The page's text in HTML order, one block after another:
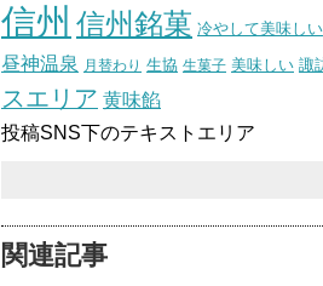
信州 信州銘菓 冷やして美味しい
昼神温泉 月替わり 生協 生菓子 美味しい 諏
スエリア 黄味餡
投稿SNS下のテキストエリア
関連記事